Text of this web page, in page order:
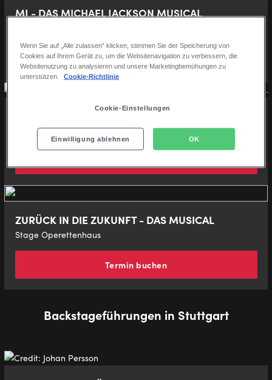
MJ - DAS MICHAEL JACKSON MUSICAL
Termin buchen
Disneys Musical TARZAN
Stage Theater Neue Flora
ZURÜCK IN DIE ZUKUNFT - DAS MUSICAL
Stage Operettenhaus
Termin buchen
Backstageführungen in Stuttgart
Wenn Sie auf „Alle zulassen“ klicken, stimmen Sie der Speicherung von
Cookies auf Ihrem Gerät zu, um die Websitenavigation zu verbessern, die
Websitenutzung zu analysieren und unsere Marketingbemühungen zu
unterstützen.
Cookie-Richtlinie
Cookie-Einstellungen
Einwilligung ablehnen OK